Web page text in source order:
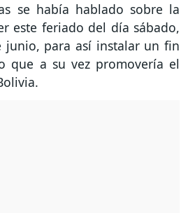
se había hablado sobre la
este feriado del día sábado,
junio, para así instalar un fin
que a su vez promovería el